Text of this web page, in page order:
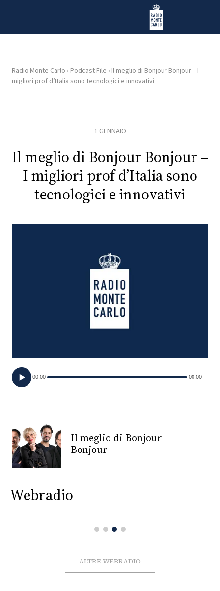
Radio Monte Carlo
HOME
RADIO
PLAYLIST
TV
PRINCIPATO
MONACO
RMC
CONSIGLIA
Radio Monte Carlo › Podcast File › Il meglio di Bonjour Bonjour – I
migliori prof d’Italia sono tecnologici e innovativi
1 GENNAIO
Il meglio di Bonjour Bonjour –
I migliori prof d’Italia sono
tecnologici e innovativi
00:00 00:00
Il meglio di Bonjour
Bonjour
Webradio
ALTRE WEBRADIO